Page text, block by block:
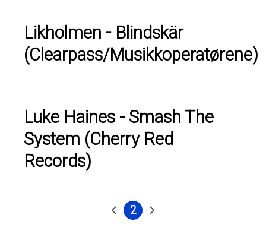
Likholmen - Blindskär
(Clearpass/Musikkoperatørene)
Luke Haines - Smash The
System (Cherry Red
Records)
ForrigeNåværende
2
Neste